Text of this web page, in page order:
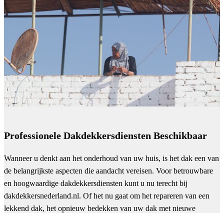
Professionele Dakdekkersdiensten Beschikbaar
Wanneer u denkt aan het onderhoud van uw huis, is het dak een van
de belangrijkste aspecten die aandacht vereisen. Voor betrouwbare
en hoogwaardige dakdekkersdiensten kunt u nu terecht bij
dakdekkersnederland.nl. Of het nu gaat om het repareren van een
lekkend dak, het opnieuw bedekken van uw dak met nieuwe